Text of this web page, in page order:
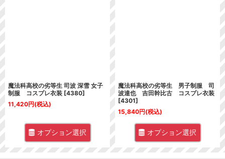
魔法科高校の劣等生 司波 深雪 女子
制服 コスプレ衣装 [4380]
11,420円(税込)
オプション選択
魔法科高校の劣等生 男子制服 司
波達也 吉田幹比古 コスプレ衣装
[4301]
15,840円(税込)
オプション選択